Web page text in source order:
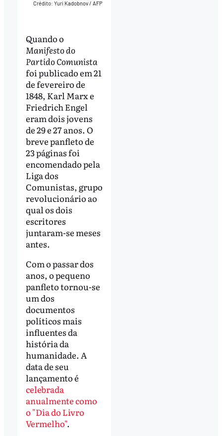
Crédito: Yuri Kadobnov / AFP
Quando o
Manifesto do
Partido Comunista
foi publicado em 21
de fevereiro de
1848, Karl Marx e
Friedrich Engel
eram dois jovens
de 29 e 27 anos. O
breve panfleto de
23 páginas foi
encomendado pela
Liga dos
Comunistas, grupo
revolucionário ao
qual os dois
escritores
juntaram-se meses
antes.
Com o passar dos
anos, o pequeno
panfleto tornou-se
um dos
documentos
políticos mais
influentes da
história da
humanidade. A
data de seu
lançamento é
celebrada
anualmente como
o "Dia do Livro
Vermelho".